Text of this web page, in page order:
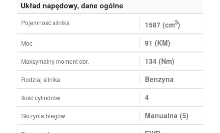
Układ napędowy, dane ogólne
Pojemność silnika 1587 (cm3)
Moc 91 (KM)
Maksymalny moment obr. 134 (Nm)
Rodziaj silnika Benzyna
Ilość cylindrów 4
Skrzynia biegów Manualna (5)